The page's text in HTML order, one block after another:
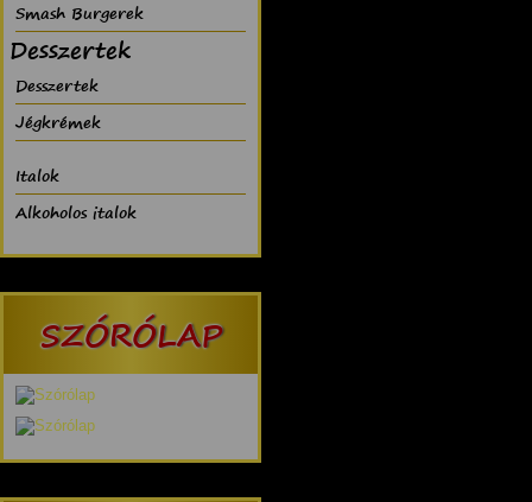
Smash Burgerek
Desszertek
Desszertek
Jégkrémek
Italok
Alkoholos italok
SZÓRÓLAP